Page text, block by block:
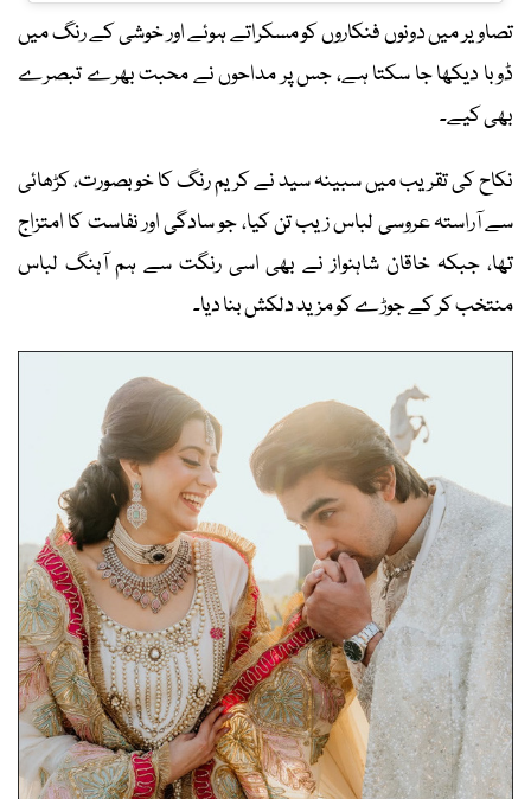
تصاویر میں دونوں فنکاروں کو مسکراتے ہوئے اور خوشی کے رنگ میں
ڈوبا دیکھا جا سکتا ہے، جس پر مداحوں نے محبت بھرے تبصرے
بھی کیے۔
نکاح کی تقریب میں سبینہ سید نے کریم رنگ کا خوبصورت، کڑھائی
سے آراستہ عروسی لباس زیب تن کیا، جو سادگی اور نفاست کا امتزاج
تھا، جبکہ خاقان شاہنواز نے بھی اسی رنگت سے ہم آہنگ لباس
منتخب کر کے جوڑے کو مزید دلکش بنا دیا۔